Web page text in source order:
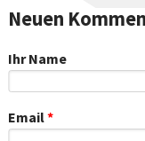
Neuen
Ihr Name
Email*